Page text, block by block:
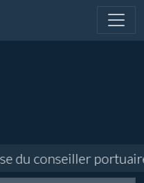
portuaire et